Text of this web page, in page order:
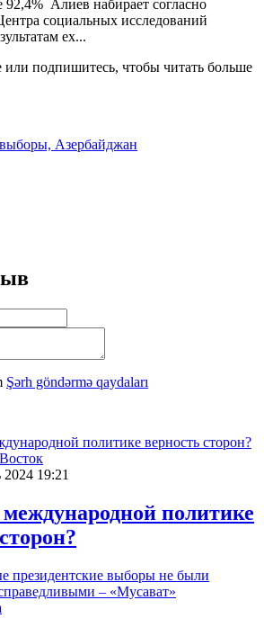
92,4% Алиев набирает согласно
социальных исследований
ex...
подпишитесь, чтобы читать больше
Азербайджан
Şərh göndərmə qaydaları
2024 19:21
политике